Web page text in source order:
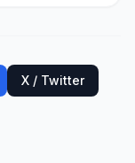
X / Twitter